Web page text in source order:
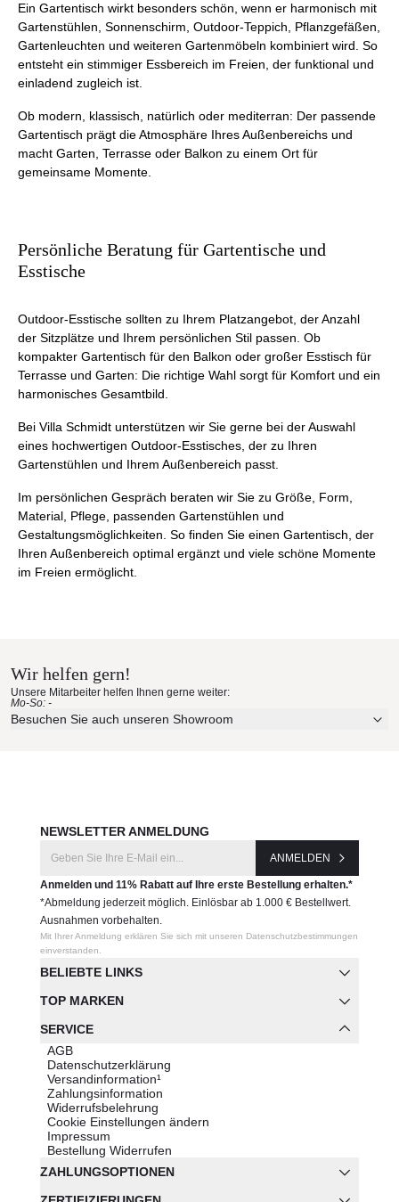
Ein Gartentisch wirkt besonders schön, wenn er harmonisch mit
Gartenstühlen, Sonnenschirm, Outdoor-Teppich, Pflanzgefäßen,
Gartenleuchten und weiteren Gartenmöbeln kombiniert wird. So
entsteht ein stimmiger Essbereich im Freien, der funktional und
einladend zugleich ist.
Ob modern, klassisch, natürlich oder mediterran: Der passende
Gartentisch prägt die Atmosphäre Ihres Außenbereichs und
macht Garten, Terrasse oder Balkon zu einem Ort für
gemeinsame Momente.
Persönliche Beratung für Gartentische und
Esstische
Outdoor-Esstische sollten zu Ihrem Platzangebot, der Anzahl
der Sitzplätze und Ihrem persönlichen Stil passen. Ob
kompakter Gartentisch für den Balkon oder großer Esstisch für
Terrasse und Garten: Die richtige Wahl sorgt für Komfort und ein
harmonisches Gesamtbild.
Bei Villa Schmidt unterstützen wir Sie gerne bei der Auswahl
eines hochwertigen Outdoor-Esstisches, der zu Ihren
Gartenstühlen und Ihrem Außenbereich passt.
Im persönlichen Gespräch beraten wir Sie zu Größe, Form,
Material, Pflege, passenden Gartenstühlen und
Gestaltungsmöglichkeiten. So finden Sie einen Gartentisch, der
Ihren Außenbereich optimal ergänzt und viele schöne Momente
im Freien ermöglicht.
Wir helfen gern!
Unsere Mitarbeiter helfen Ihnen gerne weiter:
Mo-So: -
Besuchen Sie auch unseren Showroom
BELIEBTE LINKS
TOP MARKEN
SERVICE
AGB
Datenschutzerklärung
Versandinformation¹
Zahlungsinformation
Widerrufsbelehrung
Cookie Einstellungen ändern
Impressum
Bestellung Widerrufen
NEWSLETTER ANMELDUNG
ANMELDEN
Anmelden und 11% Rabatt auf Ihre erste Bestellung erhalten.*
*Abmeldung jederzeit möglich. Einlösbar ab 1.000 € Bestellwert.
Ausnahmen vorbehalten.
Mit Ihrer Anmeldung erklären Sie sich mit unseren Datenschutzbestimmungen
einverstanden.
ZAHLUNGSOPTIONEN